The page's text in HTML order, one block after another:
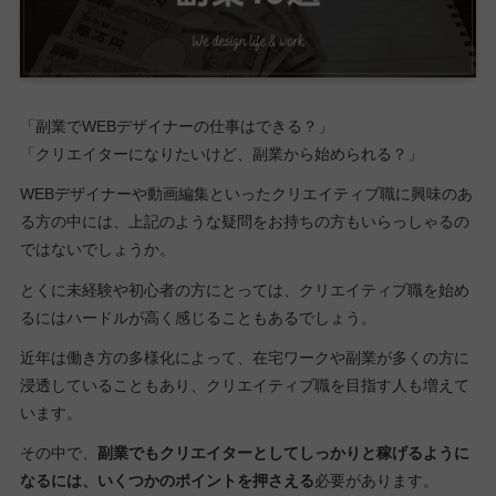
「副業でWEBデザイナーの仕事はできる？」
「クリエイターになりたいけど、副業から始められる？」
WEBデザイナーや動画編集といったクリエイティブ職に興味のあ
る方の中には、上記のような疑問をお持ちの方もいらっしゃるの
ではないでしょうか。
とくに未経験や初心者の方にとっては、クリエイティブ職を始め
るにはハードルが高く感じることもあるでしょう。
近年は働き方の多様化によって、在宅ワークや副業が多くの方に
浸透していることもあり、クリエイティブ職を目指す人も増えて
います。
その中で、 副業でもクリエイターとしてしっかりと稼げるように
なるには、いくつかのポイントを押さえる必要があります。